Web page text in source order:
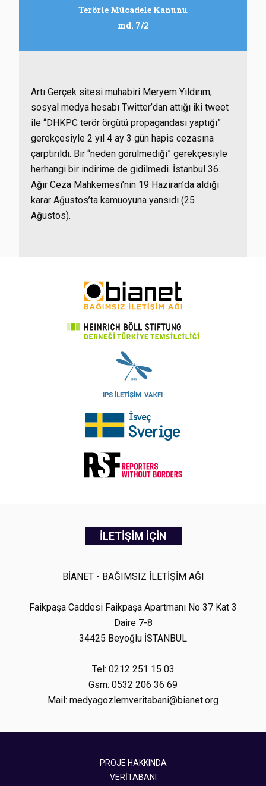
Terörle Mücadele Kanunu
md. 7/2
Artı Gerçek sitesi muhabiri Meryem Yıldırım,
sosyal medya hesabı Twitter’dan attığı iki tweet
ile “DHKPC terör örgütü propagandası yaptığı”
gerekçesiyle 2 yıl 4 ay 3 gün hapis cezasına
çarptırıldı. Bir “neden görülmediği” gerekçesiyle
herhangi bir indirime de gidilmedi. İstanbul 36.
Ağır Ceza Mahkemesi’nin 19 Haziran’da aldığı
karar Ağustos’ta kamuoyuna yansıdı (25
Ağustos).
İLETİŞİM İÇİN
BİANET - BAĞIMSIZ İLETİŞİM AĞI
Faikpaşa Caddesi Faikpaşa Apartmanı No 37 Kat 3
Daire 7-8
34425 Beyoğlu İSTANBUL
Tel: 0212 251 15 03
Gsm: 0532 206 36 69
Mail: medyagozlemveritabani@bianet.org
PROJE HAKKINDA
VERİTABANI